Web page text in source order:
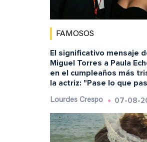
FAMOSOS
El significativo mensaje
Miguel Torres a Paula
en el cumpleaños más
la actriz: "Pase lo que
Lourdes Crespo 07-08-